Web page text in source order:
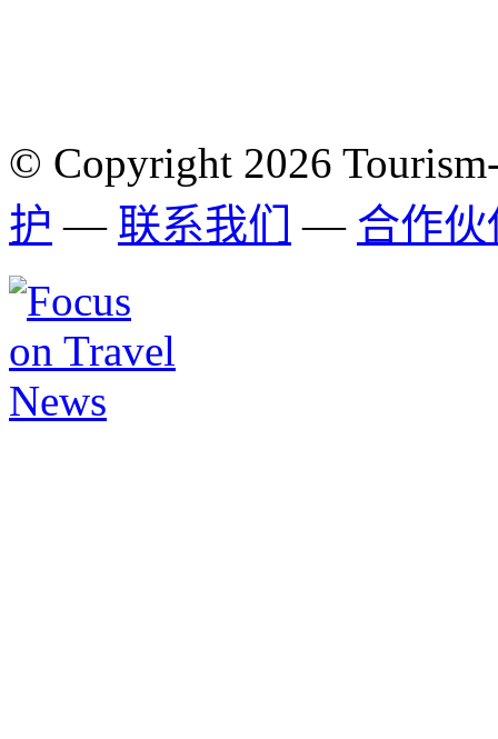
© Copyright 2026
护 — 联系我们 — 合作伙